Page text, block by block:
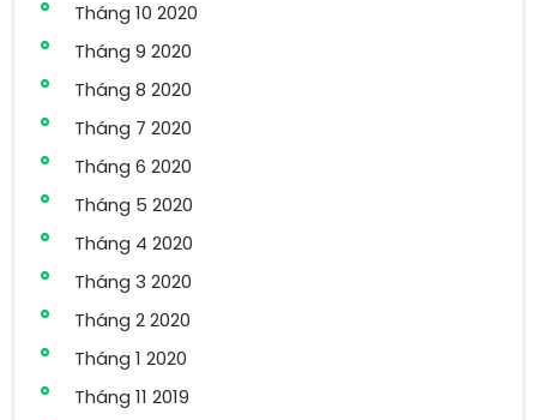
Tháng 10 2020
Tháng 9 2020
Tháng 8 2020
Tháng 7 2020
Tháng 6 2020
Tháng 5 2020
Tháng 4 2020
Tháng 3 2020
Tháng 2 2020
Tháng 1 2020
Tháng 11 2019